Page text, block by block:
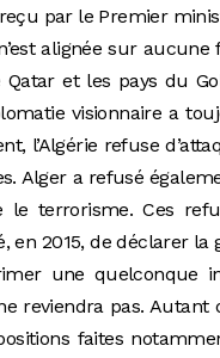
par le Premier
alignée sur
et les pays du
visionnaire a
l’Algérie refuse
Alger a refusé
terrorisme. Ces
en 2015, de déclarer la
une quelconque
reviendra pas. Autant
faites